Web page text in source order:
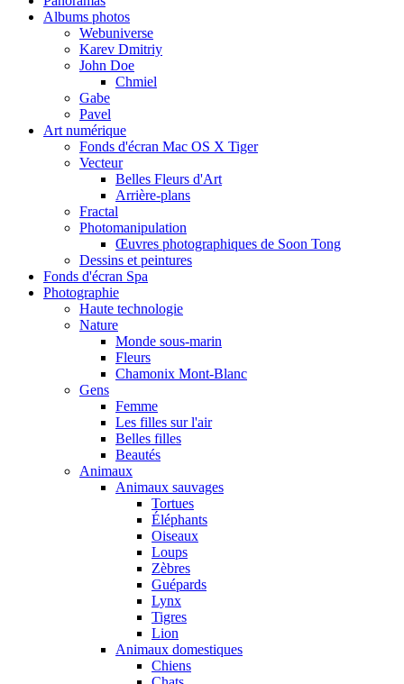
Albums photos
Webuniverse
Karev Dmitriy
John Doe
Chmiel
Gabe
Pavel
Art numérique
Fonds d'écran Mac OS X Tiger
Vecteur
Belles Fleurs d'Art
Arrière-plans
Fractal
Photomanipulation
Œuvres photographiques de Soon Tong
Dessins et peintures
Fonds d'écran Spa
Photographie
Haute technologie
Nature
Monde sous-marin
Fleurs
Chamonix Mont-Blanc
Gens
Femme
Les filles sur l'air
Belles filles
Beautés
Animaux
Animaux sauvages
Tortues
Éléphants
Oiseaux
Loups
Zèbres
Guépards
Lynx
Tigres
Lion
Animaux domestiques
Chiens